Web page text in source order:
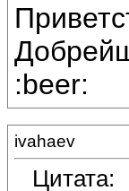
:beer:
ivahaev
Цитата: